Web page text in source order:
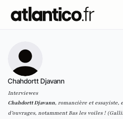
Chahdortt Djavann
Interviewes
Chahdortt Djavann, romancière et essayiste,
d’ouvrages, notammentBas les voiles !